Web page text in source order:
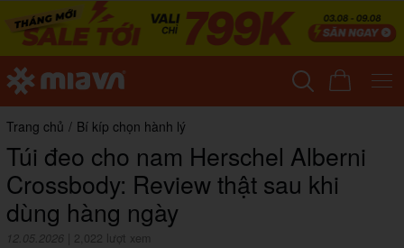
Trang chủ / Bí kíp chọn hành lý
Túi đeo cho nam Herschel Alberni
Crossbody: Review thật sau khi
dùng hàng ngày
12.05.2026 2,022 lượt xem